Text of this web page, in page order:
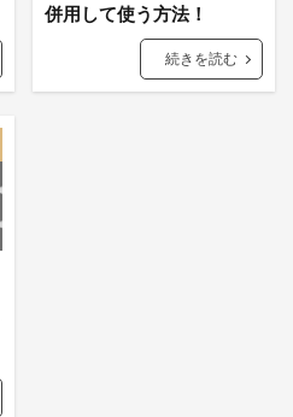
併用して使う方法！
続きを読む